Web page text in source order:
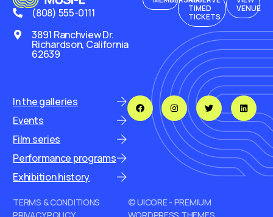
(808) 555-0111
3891 Ranchview Dr.
Richardson, California
62639
TIMED
TICKETS
VENUE
In the galleries
Events
Film series
Performance programs
Exhibition history
TERMS & CONDITIONS
PRIVACY POLICY
© UICORE - PREMIUM
WORDPRESS THEMES